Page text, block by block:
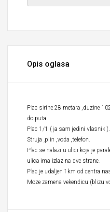
Opis oglasa
Plac sirine 28 metara ,duzine
do puta.
Plac 1/1 ( ja sam jedini vlasnik ).
Struja ,plin ,voda ,telefon.
Plac se nalazi u ulici koja je
ulica ima izlaz na dve strane.
Plac je udaljen 1km od centra
Moze zamena vekendicu (blizu